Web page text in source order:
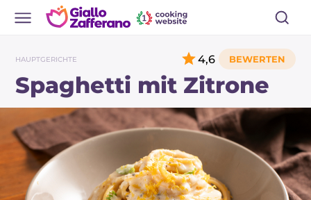
HAUPTGERICHTE
Spaghetti mit Zitrone
4,6